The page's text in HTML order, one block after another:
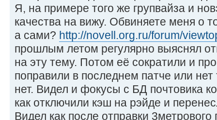
Я, на примере того же групвайза и
качества на вижу. Обвиняете меня о
а сами? http://novell.org.ru/forum/
прошлым летом регулярно выяснял
на эту тему. Потом её сократили и
поправили в последнем патче или нет
нет. Видел и фокусы с БД почтовика
как отключили кэш на рэйде и
Видел как после отправки